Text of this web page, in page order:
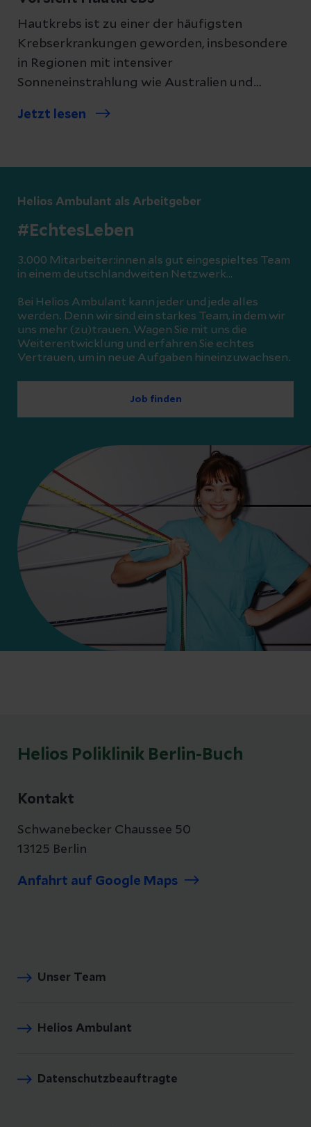
Hautkrebs ist zu einer der häufigsten
Krebserkrankungen geworden, insbesondere
in Regionen mit intensiver
Sonneneinstrahlung wie Australien und
ein alarmierender Anstieg der
verstärkte Aufklärung über
erfordert; besonders vor dem Hintergrund,
dass in den Sozialen Medien dafür geworben
wird, keine Sonnencreme zu benutzen.
Jetzt lesen
Helios Ambulant als Arbeitgeber
#EchtesLeben
3.000 Mitarbeiter:innen als gut eingespieltes Team
in einem deutschlandweiten Netzwerk…
Bei Helios Ambulant kann jeder und jede alles
werden. Denn wir sind ein starkes Team, in dem wir
uns mehr (zu)trauen. Wagen Sie mit uns die
Weiterentwicklung und erfahren Sie echtes
Vertrauen, um in neue Aufgaben hineinzuwachsen.
Job finden
Helios Poliklinik Berlin-Buch
Kontakt
Schwanebecker Chaussee 50
13125 Berlin
Anfahrt auf Google Maps
Unser Team
Helios Ambulant
Datenschutzbeauftragte